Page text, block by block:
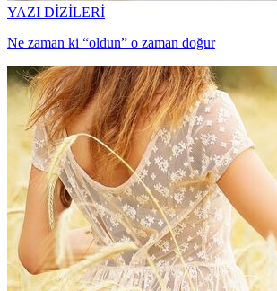
YAZI DİZİLERİ
Ne zaman ki “oldun” o zaman doğur